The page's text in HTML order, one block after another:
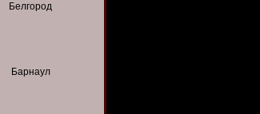
Белгород
Барнаул